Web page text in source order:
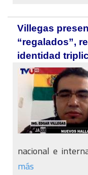
Villegas
“regalados”,
identidad
nacional e
más